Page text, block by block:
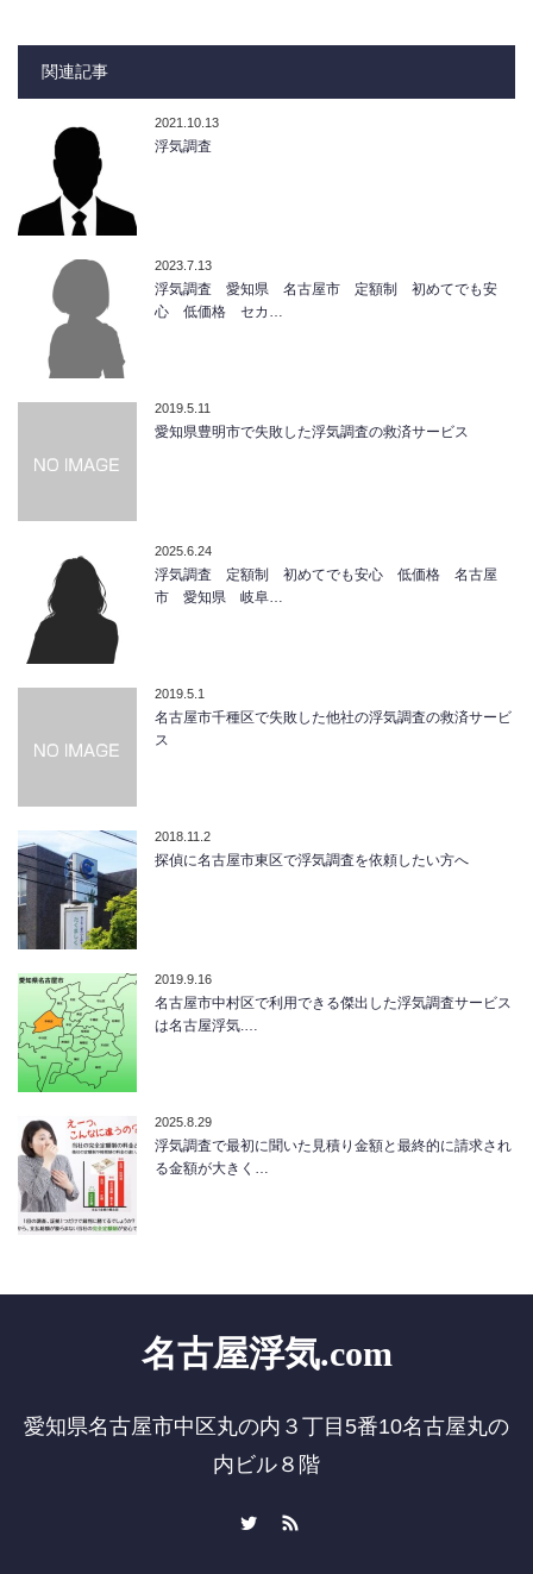
関連記事
2021.10.13
浮気調査
2023.7.13
浮気調査 愛知県 名古屋市 定額制 初めてでも安
心 低価格 セカ…
2019.5.11
愛知県豊明市で失敗した浮気調査の救済サービス
2025.6.24
浮気調査 定額制 初めてでも安心 低価格 名古屋
市 愛知県 岐阜…
2019.5.1
名古屋市千種区で失敗した他社の浮気調査の救済サービ
ス
2018.11.2
探偵に名古屋市東区で浮気調査を依頼したい方へ
2019.9.16
名古屋市中村区で利用できる傑出した浮気調査サービス
は名古屋浮気.…
2025.8.29
浮気調査で最初に聞いた見積り金額と最終的に請求され
る金額が大きく…
名古屋浮気.com
愛知県名古屋市中区丸の内３丁目5番10名古屋丸の
内ビル８階